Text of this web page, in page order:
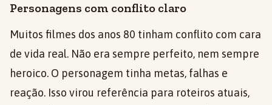
Personagens com conflito claro
Muitos filmes dos anos 80 tinham conflito com cara
de vida real. Não era sempre perfeito, nem sempre
heroico. O personagem tinha metas, falhas e
reação. Isso virou referência para roteiros atuais,